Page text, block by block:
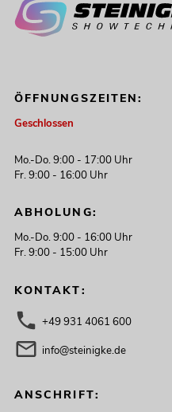
ÖFFNUNGSZEITEN:
Geschlossen
Mo.-Do. 9:00 - 17:00 Uhr
Fr. 9:00 - 16:00 Uhr
ABHOLUNG:
Mo.-Do. 9:00 - 16:00 Uhr
Fr. 9:00 - 15:00 Uhr
KONTAKT:
+49 931 4061 600
info@steinigke.de
ANSCHRIFT: